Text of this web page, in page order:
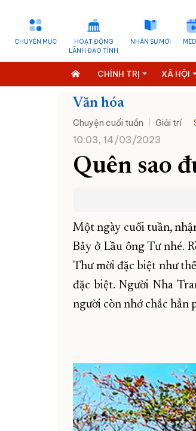
CHUYÊN MỤC
HOẠT ĐỘNG
LÃNH ĐẠO TỈNH
NHÂN SỰ MỚI
CHÍNH TRỊ XÃ HỘI
Văn hóa
Chuyện cuối tuần Giải trí
10:03, 14/03/2023
Quên sao
Một ngày cuối tuần,
Bảy ở Lầu ông Tư nhé.
Thư mời đặc biệt như
đặc biệt. Người Nha
người còn nhớ chắc hẳn